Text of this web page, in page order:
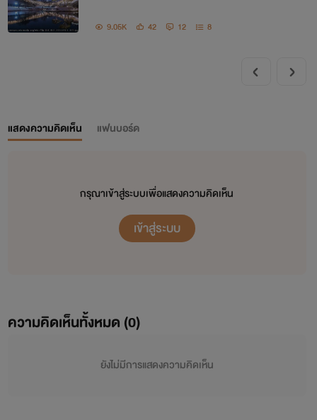
9.05K 42 12 8
แสดงความคิดเห็น แฟนบอร์ด
กรุณาเข้าสู่ระบบเพื่อแสดงความคิดเห็น
เข้าสู่ระบบ
ความคิดเห็นทั้งหมด (0)
ยังไม่มีการแสดงความคิดเห็น